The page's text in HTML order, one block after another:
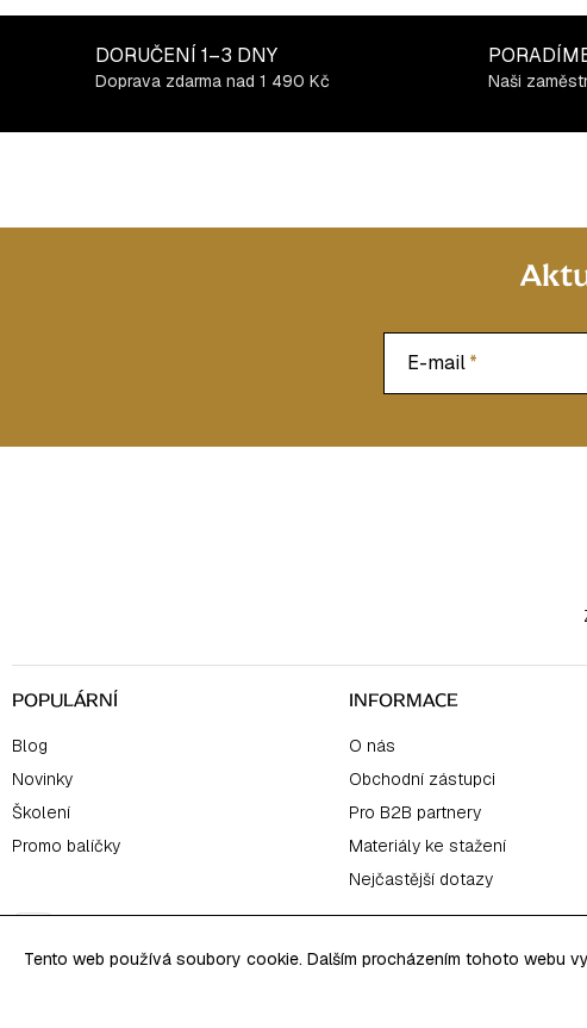
Tento web používá soubory cookie. Dalším procházením tohoto webu
DORUČENÍ 1–3 DNY
Doprava zdarma nad 1 490 Kč Naši
E-mail
POPULÁRNÍ
Blog
Novinky
Školení
Promo balíčky
INFORMACE
O nás
Obchodní zástupci
Pro B2B partnery
Materiály ke stažení
Nejčastější dotazy